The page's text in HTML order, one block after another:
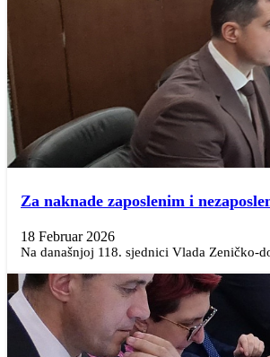
Za naknade zaposlenim i
18 Februar 2026
Na današnjoj 118. sjednici Vlada Zeničko-